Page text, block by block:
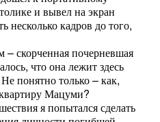
и вывел на экран
несколько кадров до того,
скорченная почерневшая
что она лежит здесь
понятно только – как,
Мацуми?
я попытался сделать